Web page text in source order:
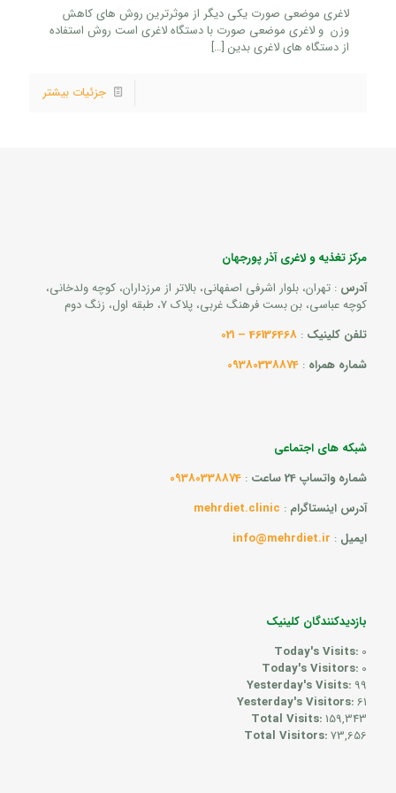
لاغری موضعی صورت یکی دیگر از موثرترین روش های کاهش
وزن و لاغری موضعی صورت با دستگاه لاغری است روش استفاده
از دستگاه های لاغری بدین […]
جزئیات بیشتر
مرکز تغذیه و لاغری آذر پورجهان
آدرس : تهران، بلوار اشرفی اصفهانی، بالاتر از مرزداران، کوچه ولدخانی،
کوچه عباسی، بن بست فرهنگ غربی، پلاک 7، طبقه اول، زنگ دوم
تلفن کلینیک :
46136468 – 021
شماره همراه :
09380338874
شبکه های اجتماعی
شماره واتساپ 24 ساعت
:
09380338874
آدرس اینستاگرام :
mehrdiet.clinic
ایمیل :
info@mehrdiet.ir
بازدیدکنندگان کلینیک
Today's Visits: 0
Today's Visitors: 0
Yesterday's Visits: 99
Yesterday's Visitors:61
Total Visits:159,343
Total Visitors:73,656